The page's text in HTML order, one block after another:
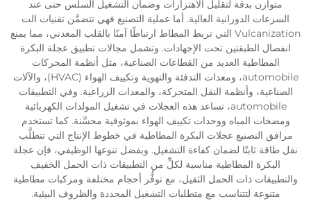
متوازن بدقة لتقليل الاهتزازات وضمان التشغيل السلس حتى عند
السرعات الدورانية العالية. أما عملية التصنيع فهي تتضمَّن تقنيات الت
Vulcanization التي تربط المطاط ارتباطًا آمنًا بالقلب المعدني، مما يمنع
انفصال الطبقتين تحت الإجهادات. وتشمل مجالات تطبيق عجلة البكرة
المطاطية العديد من القطاعات الصناعية، مثل أنظمة المحركات
automobile، ومعدات التدفئة والتهوية وتكييف الهواء (HVAC)، والآلات
الصناعية، وأنظمة النقل المتحركة، والمعدات الزراعية. وفي التطبيقات
automobile، تساعد هذه العجلات في تشغيل المولدات الكهربائية
ومضخات المياه ووحدات تكييف الهواء بموثوقية محسَّنة. كما تستخدم
مرافق التصنيع عجلات البكرة المطاطية في خطوط الإنتاج التي تتطلَّب
نقل طاقة ثابتًا لضمان كفاءة التشغيل. وبفضل تنوعها الوظيفي، فإن عجلة
البكرة المطاطية مناسبة لكلٍّ من التطبيقات ذات الحمل الخفيف
والتطبيقات ذات الحمل الثقيل، مع توفُّر أحجام مختلفة ومركبات مطاطية
متنوعة لتتناسب مع متطلبات التشغيل المحددة والظروف البيئية.